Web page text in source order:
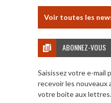
Voir toutes les
ABONNEZ-VOUS
Saisissez votre e-mail
recevoir les
votre boite aux lettres.